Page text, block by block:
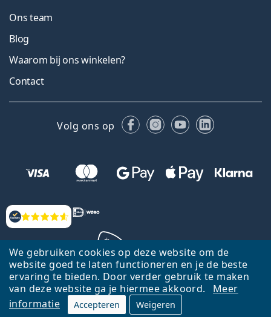
We gebruiken cookies op deze website om de
website goed te laten functioneren en je de beste
ervaring te bieden. Door verder gebruik te maken
van deze website ga je hiermee akkoord.
Meer
informatie
Accepteren Weigeren
Beoordelingen
Ons team
Blog
Waarom bij ons winkelen?
Contact
Volg ons op FacebookInstagram
YouTubeLinkedIn
Terug naar de homepagina
Ga omhoog
Lentiamo.nl is eigendom van en wordt beheerd door Lentiamo s.r.o.,